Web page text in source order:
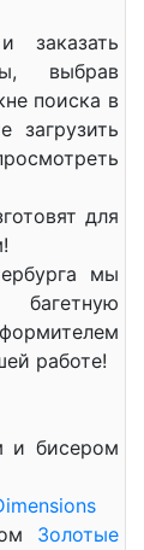
заказать
выбрав
поиска в
загрузить
для
мы
работе!
и бисером
Золотые